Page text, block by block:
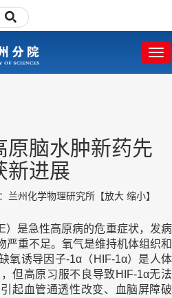
原脑水肿新药先
新进展
兰州化学物理研究所 【放大 缩小】
）是急性高原病的危重症状，发病
严重不足。氧气是维持机体组织和
氧诱导因子-1α（HIF-1α）是人体
但高原习服不良导致HIF-1α无法
起血管通透性改变、血脑屏障破